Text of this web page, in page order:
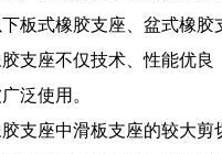
板式橡胶支座、盆式橡胶
胶支座不仅技术、性能优
泛使用。
支座中滑板支座的较大